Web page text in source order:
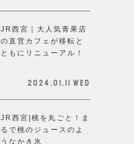
JR西宮｜大人気青果店
の直営カフェが移転と
ともにリニューアル！
2024.01.11 Wed
JR西宮|桃を丸ごと！ま
るで桃のジュースのよ
うなかき氷